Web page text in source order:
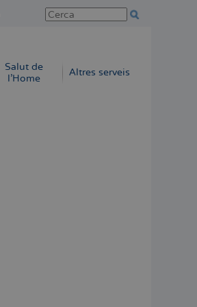
Salut de
l'Home
Altres serveis